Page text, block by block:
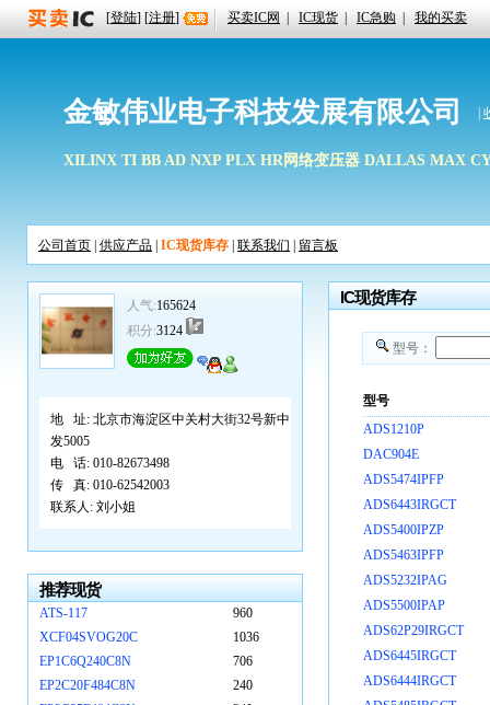
[登陆] [注册] 买卖IC网 IC现货 IC急购 我的买卖
金敏伟业电子科技发展有限公司
XILINX TI BB AD NXP PLX HR网络变压器 DALLAS MAX
公司首页 供应产品 IC现货库存 联系我们 留言板
人气:165624
积分:3124
地 址: 北京市海淀区中关村大街32号新中
发5005
电 话: 010-82673498
传 真: 010-62542003
联系人: 刘小姐
推荐现货
ATS-117
960
XCF04SVOG20C
1036
EP1C6Q240C8N
706
EP2C20F484C8N
240
IC现货库存
型号：
型号
ADS1210P
DAC904E
ADS5474IPFP
ADS6443IRGCT
ADS5400IPZP
ADS5463IPFP
ADS5232IPAG
ADS5500IPAP
ADS62P29IRGCT
ADS6445IRGCT
ADS6444IRGCT